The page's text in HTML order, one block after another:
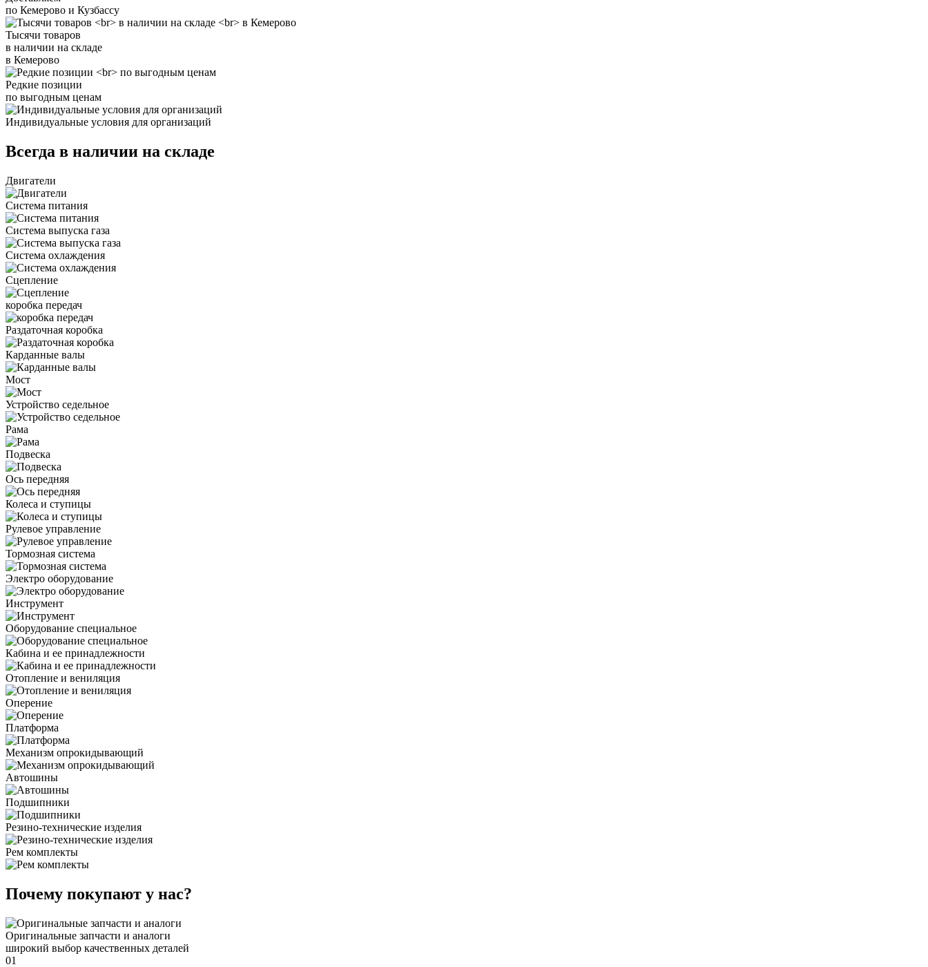
по Кемерово и Кузбассу
Тысячи товаров
в наличии на складе
в Кемерово
Редкие позиции
по выгодным ценам
Индивидуальные условия для организаций
Всегда в наличии на складе
Двигатели
Система питания
Система выпуска газа
Система охлаждения
Сцепление
коробка передач
Раздаточная коробка
Карданные валы
Мост
Устройство седельное
Рама
Подвеска
Ось передняя
Колеса и ступицы
Рулевое управление
Тормозная система
Электро оборудование
Инструмент
Оборудование специальное
Кабина и ее принадлежности
Отопление и вениляция
Оперение
Платформа
Механизм опрокидывающий
Автошины
Подшипники
Резино-технические изделия
Рем комплекты
Почему покупают у нас?
Оригинальные запчасти и аналоги
широкий выбор качественных деталей
01